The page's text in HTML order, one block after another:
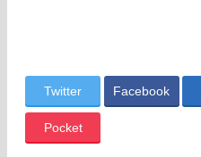
Twitter Facebook
Pocket